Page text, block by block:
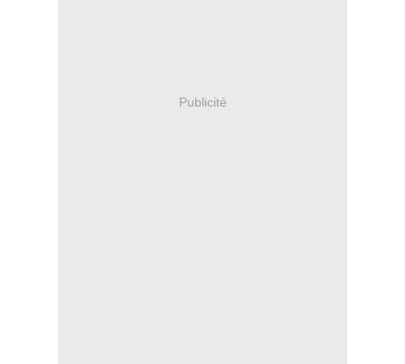
Publicité